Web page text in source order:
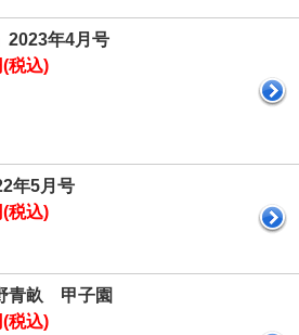
2023年4月号
税込)
年5月号
税込)
青畝 甲子園
税込)